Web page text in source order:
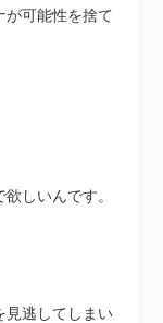
が可能性を捨て
しいんです。
見逃してしまい